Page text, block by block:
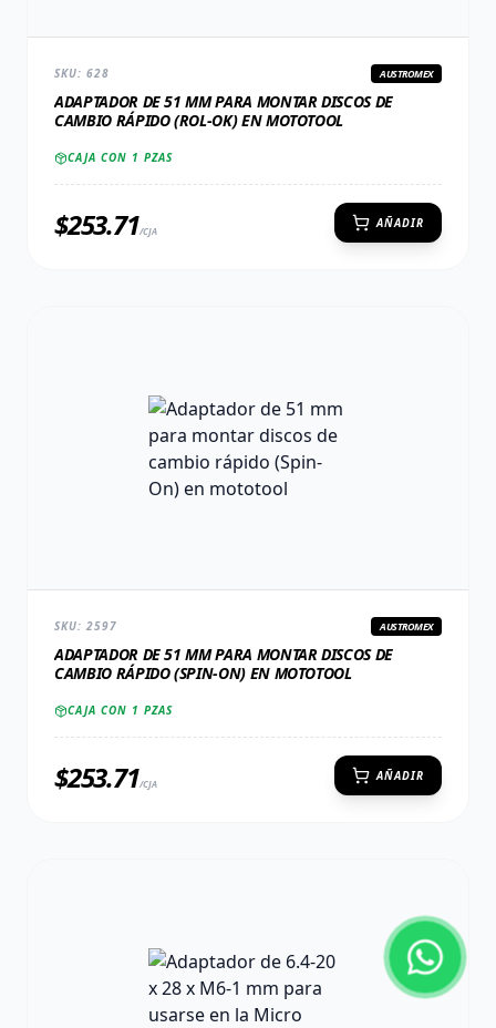
SKU: 628 AUSTROMEX
ADAPTADOR DE 51 MM PARA MONTAR DISCOS DE
CAMBIO RÁPIDO (ROL-OK) EN MOTOTOOL
CAJA CON 1 PZAS
$253.71/CJA
AÑADIR
SKU: 2597 AUSTROMEX
ADAPTADOR DE 51 MM PARA MONTAR DISCOS DE
CAMBIO RÁPIDO (SPIN-ON) EN MOTOTOOL
CAJA CON 1 PZAS
$253.71/CJA
AÑADIR